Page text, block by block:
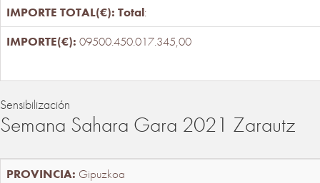
Total:
09500.450.017.345,00
Sensibilización
Semana Sahara Gara 2021 Zarautz
Gipuzkoa